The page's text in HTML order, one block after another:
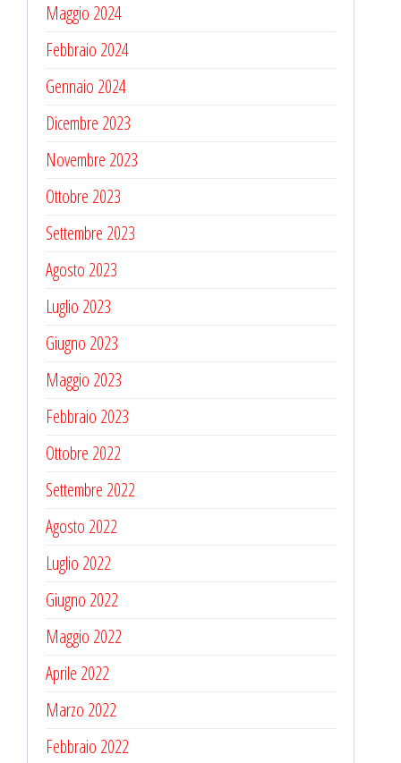
Maggio 2024
Febbraio 2024
Gennaio 2024
Dicembre 2023
Novembre 2023
Ottobre 2023
Settembre 2023
Agosto 2023
Luglio 2023
Giugno 2023
Maggio 2023
Febbraio 2023
Ottobre 2022
Settembre 2022
Agosto 2022
Luglio 2022
Giugno 2022
Maggio 2022
Aprile 2022
Marzo 2022
Febbraio 2022